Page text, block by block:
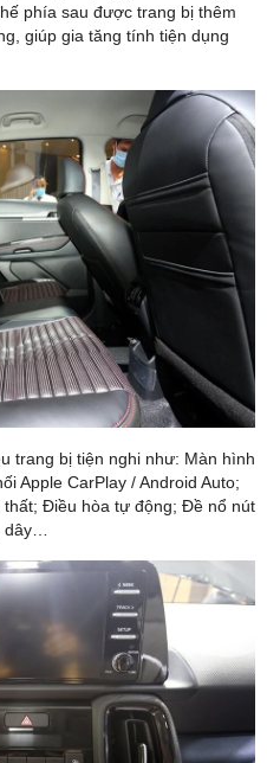
phía sau được trang bị thêm
giúp gia tăng tính tiện dụng
trang bị tiện nghi như: Màn hình
Apple CarPlay / Android Auto;
Điều hòa tự động; Đề nổ nút
dây…